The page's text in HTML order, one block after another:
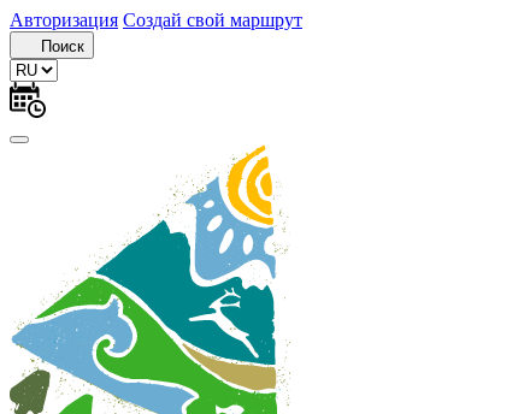
Авторизация Создай свой маршрут
Поиск